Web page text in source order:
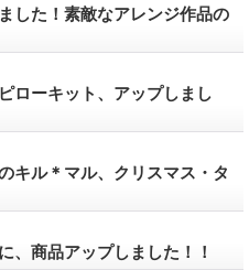
した！素敵なアレンジ作品の
ローキット、アップしまし
キル＊マル、クリスマス・タ
、商品アップしました！！